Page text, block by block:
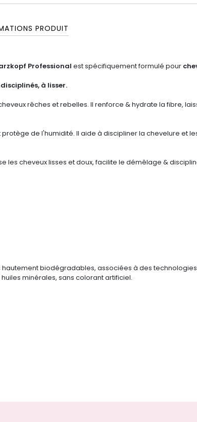
PRODUIT
Professional est spécifiquement formulé pour
à lisser.
rêches et rebelles. Il renforce & hydrate la fibre,
de l'humidité. Il aide à discipliner la chevelure et
les cheveux lisses et doux, facilite le démêlage &
biodégradables, associées à des
huiles minérales, sans colorant artificiel.